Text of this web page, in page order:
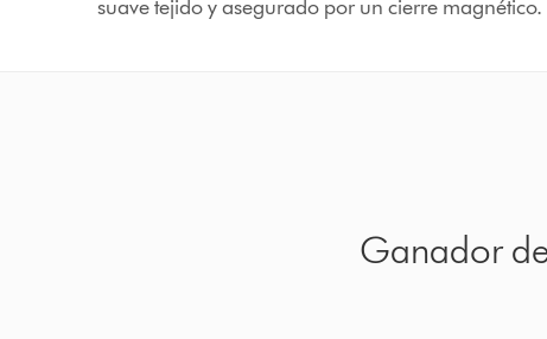
suave tejido y asegurado por un cierre magnético.
Ganador